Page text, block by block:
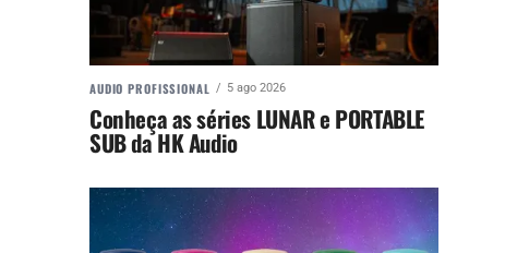
AUDIO PROFISSIONAL 5 ago 2026
Conheça as séries LUNAR e PORTABLE
SUB da HK Audio